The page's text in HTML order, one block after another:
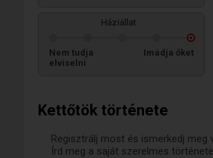
Kettőtök története
Regisztrálj most és ismerkedj meg
Írd meg a saját szerelmes
Háziállat
Nem tudja
elviselni
Imádja őket